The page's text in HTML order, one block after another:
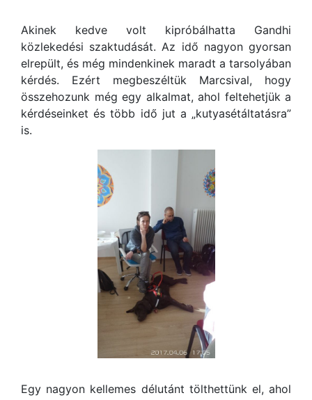
Akinek kedve volt kipróbálhatta Gandhi
közlekedési szaktudását. Az idő nagyon gyorsan
elrepült, és még mindenkinek maradt a tarsolyában
kérdés. Ezért megbeszéltük Marcsival, hogy
összehozunk még egy alkalmat, ahol feltehetjük a
kérdéseinket és több idő jut a „kutyasétáltatásra”
is.
Egy nagyon kellemes délutánt tölthettünk el, ahol